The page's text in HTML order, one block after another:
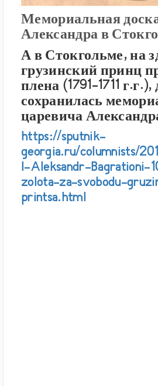
Мемориальная
Александра в
А в Стокгольме, на
грузинский принц
плена (1791-1711
сохранилась
царевича
https://sputnik-
georgia.ru/columnists/
I-Aleksandr-Bagrationi-
zolota-za-svobodu-
printsa.html